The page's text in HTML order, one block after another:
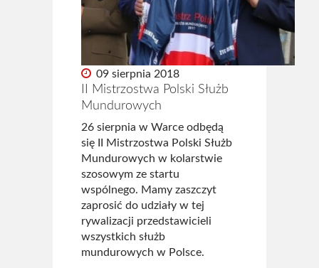
09 sierpnia 2018
II Mistrzostwa Polski Służb
Mundurowych
26 sierpnia w Warce odbędą
się II Mistrzostwa Polski Służb
Mundurowych w kolarstwie
szosowym ze startu
wspólnego. Mamy zaszczyt
zaprosić do udziały w tej
rywalizacji przedstawicieli
wszystkich służb
mundurowych w Polsce.